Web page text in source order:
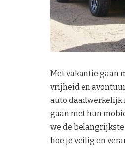
Met vakantie gaan
vrijheid en
auto daadwerkelijk
gaan met hun
we de belangrijkste
hoe je veilig en